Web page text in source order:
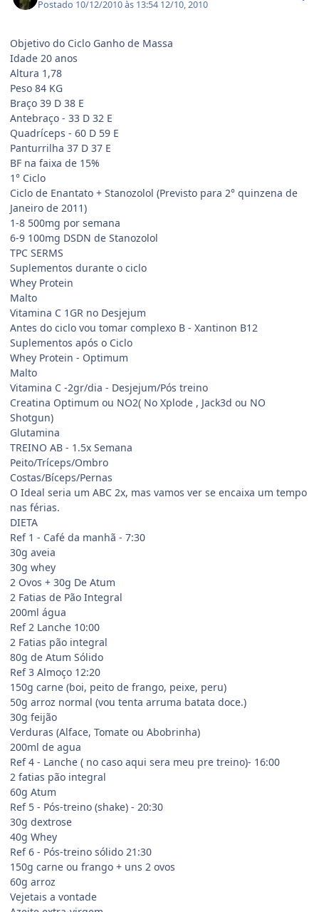
Postado 10/12/2010 às 13:54 12/10, 2010
Objetivo do Ciclo Ganho de Massa
Idade 20 anos
Altura 1,78
Peso 84 KG
Braço 39 D 38 E
Antebraço - 33 D 32 E
Quadríceps - 60 D 59 E
Panturrilha 37 D 37 E
BF na faixa de 15%
1° Ciclo
Ciclo de Enantato + Stanozolol (Previsto para 2° quinzena de
Janeiro de 2011)
1-8 500mg por semana
6-9 100mg DSDN de Stanozolol
TPC SERMS
Suplementos durante o ciclo
Whey Protein
Malto
Vitamina C 1GR no Desjejum
Antes do ciclo vou tomar complexo B - Xantinon B12
Suplementos após o Ciclo
Whey Protein - Optimum
Malto
Vitamina C -2gr/dia - Desjejum/Pós treino
Creatina Optimum ou NO2( No Xplode , Jack3d ou NO
Shotgun)
Glutamina
TREINO AB - 1.5x Semana
Peito/Tríceps/Ombro
Costas/Bíceps/Pernas
O Ideal seria um ABC 2x, mas vamos ver se encaixa um tempo
nas férias.
DIETA
Ref 1 - Café da manhã - 7:30
30g aveia
30g whey
2 Ovos + 30g De Atum
2 Fatias de Pão Integral
200ml água
Ref 2 Lanche 10:00
2 Fatias pão integral
80g de Atum Sólido
Ref 3 Almoço 12:20
150g carne (boi, peito de frango, peixe, peru)
50g arroz normal (vou tenta arruma batata doce.)
30g feijão
Verduras (Alface, Tomate ou Abobrinha)
200ml de agua
Ref 4 - Lanche ( no caso aqui sera meu pre treino)- 16:00
2 fatias pão integral
60g Atum
Ref 5 - Pós-treino (shake) - 20:30
30g dextrose
40g Whey
Ref 6 - Pós-treino sólido 21:30
150g carne ou frango + uns 2 ovos
60g arroz
Vejetais a vontade